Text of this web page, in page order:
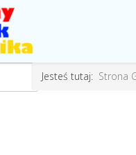
Jesteś tutaj: Strona